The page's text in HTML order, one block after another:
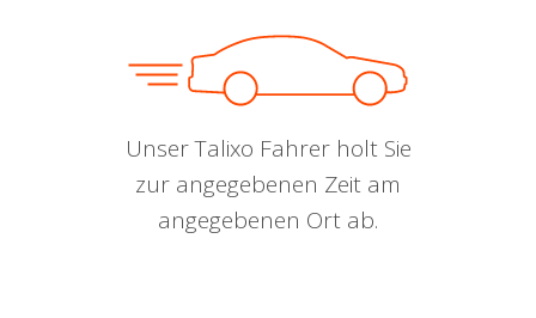
Unser Talixo Fahrer holt Sie
zur angegebenen Zeit am
angegebenen Ort ab.